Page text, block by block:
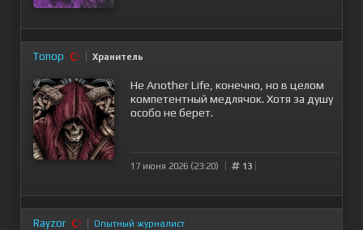
Tonop Хранитель
Не Another Life, конечно, но в целом
компетентный медлячок. Хотя за душу
особо не берет.
17 июня 2026 (23:20) 13
Rayzor Опытный журналист